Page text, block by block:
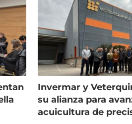
Invermar y
su alianza para
acuicultura de